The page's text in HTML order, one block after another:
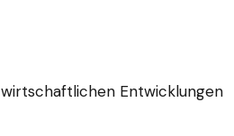
Entwicklungen